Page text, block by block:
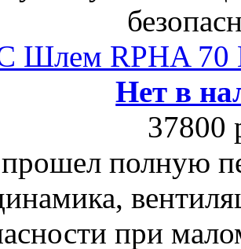
Шлем RPHA 70
Нет в
37800
полную
при